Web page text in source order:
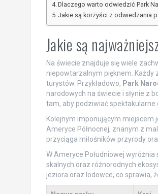
Dlaczego warto odwiedzić Park
Jakie są korzyści z odwiedzania
Jakie są
Na świecie znajduje się wiele
niepowtarzalnym pięknem. Każdy
turystów. Przykładowo, Park
narodowych na świecie i słynie z
tam, aby podziwiać spektakularne
Kolejnym imponującym miejscem
Ameryce Północnej, znanym z
przyciąga miłośników przyrody
W Ameryce Południowej wyróżnia
skalnych oraz różnorodnych
jeziora oraz lodowce, co sprawia,